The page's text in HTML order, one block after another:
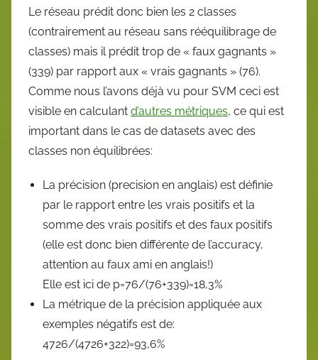
Le réseau prédit donc bien les 2 classes
(contrairement au réseau sans rééquilibrage de
classes) mais il prédit trop de « faux gagnants »
(339) par rapport aux « vrais gagnants » (76).
Comme nous l’avons déjà vu pour SVM ceci est
visible en calculant d’autres métriques, ce qui est
important dans le cas de datasets avec des
classes non équilibrées:
La précision (precision en anglais) est définie
par le rapport entre les vrais positifs et la
somme des vrais positifs et des faux positifs
(elle est donc bien différente de l’accuracy,
attention au faux ami en anglais!)
Elle est ici de p=76/(76+339)=18,3%
La métrique de la précision appliquée aux
exemples négatifs est de:
4726/(4726+322)=93,6%